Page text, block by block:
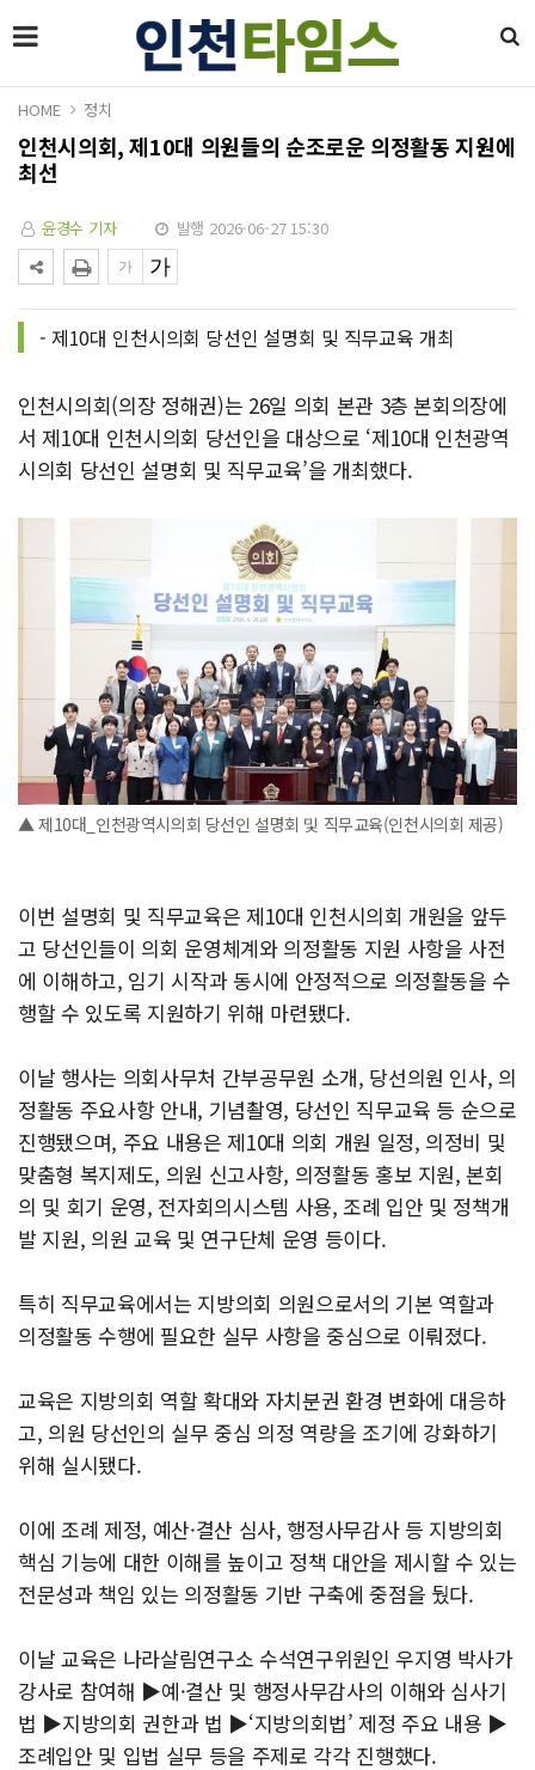
HOME 정치
인천시의회, 제10대 의원들의 순조로운 의정활동 지원에
최선
윤경수 기자 발행 2026-06-27 15:30
- 제10대 인천시의회 당선인 설명회 및 직무교육 개최
인천시의회(의장 정해권)는 26일 의회 본관 3층 본회의장에
서 제10대 인천시의회 당선인을 대상으로 ‘제10대 인천광역
시의회 당선인 설명회 및 직무교육’을 개최했다.
▲ 제10대_인천광역시의회 당선인 설명회 및 직무교육(인천시의회 제공)
이번 설명회 및 직무교육은 제10대 인천시의회 개원을 앞두
고 당선인들이 의회 운영체계와 의정활동 지원 사항을 사전
에 이해하고, 임기 시작과 동시에 안정적으로 의정활동을 수
행할 수 있도록 지원하기 위해 마련됐다.
이날 행사는 의회사무처 간부공무원 소개, 당선의원 인사, 의
정활동 주요사항 안내, 기념촬영, 당선인 직무교육 등 순으로
진행됐으며, 주요 내용은 제10대 의회 개원 일정, 의정비 및
맞춤형 복지제도, 의원 신고사항, 의정활동 홍보 지원, 본회
의 및 회기 운영, 전자회의시스템 사용, 조례 입안 및 정책개
발 지원, 의원 교육 및 연구단체 운영 등이다.
특히 직무교육에서는 지방의회 의원으로서의 기본 역할과
의정활동 수행에 필요한 실무 사항을 중심으로 이뤄졌다.
교육은 지방의회 역할 확대와 자치분권 환경 변화에 대응하
고, 의원 당선인의 실무 중심 의정 역량을 조기에 강화하기
위해 실시됐다.
이에 조례 제정, 예산·결산 심사, 행정사무감사 등 지방의회
핵심 기능에 대한 이해를 높이고 정책 대안을 제시할 수 있는
전문성과 책임 있는 의정활동 기반 구축에 중점을 뒀다.
이날 교육은 나라살림연구소 수석연구위원인 우지영 박사가
강사로 참여해 ▶예·결산 및 행정사무감사의 이해와 심사기
법 ▶지방의회 권한과 법 ▶‘지방의회법’ 제정 주요 내용 ▶
조례입안 및 입법 실무 등을 주제로 각각 진행했다.